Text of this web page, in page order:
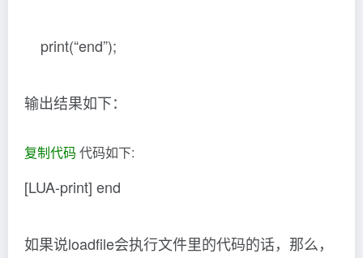
print(“end”);
输出结果如下：
复制代码 代码如下:
[LUA-print] end
如果说loadfile会执行文件里的代码的话，那么，